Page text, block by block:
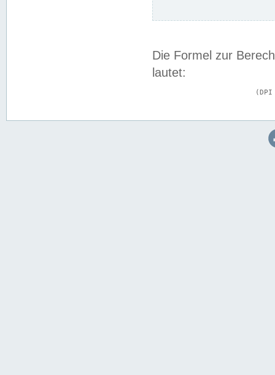
Die Formel zur
lautet: